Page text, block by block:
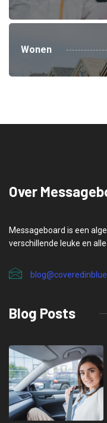
Wonen
Over
Messageboard is een
verschillende leuke en
Blog Posts